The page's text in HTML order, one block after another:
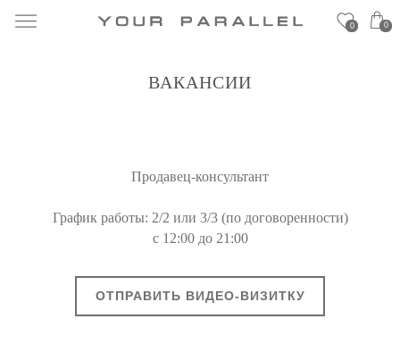
0
0
ВАКАНСИИ
Продавец-консультант
График работы: 2/2 или 3/3 (по договоренности)
с 12:00 до 21:00
ОТПРАВИТЬ ВИДЕО-ВИЗИТКУ